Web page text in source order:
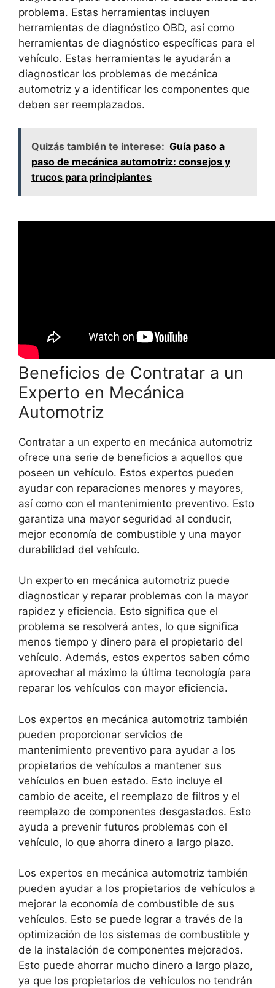
problema. Estas herramientas incluyen
herramientas de diagnóstico OBD, así como
herramientas de diagnóstico específicas para el
vehículo. Estas herramientas le ayudarán a
diagnosticar los problemas de mecánica
automotriz y a identificar los componentes que
deben ser reemplazados.
Quizás también te interese: Guía paso a
paso de mecánica automotriz: consejos y
trucos para principiantes
Beneficios de Contratar a un
Experto en Mecánica
Automotriz
Contratar a un experto en mecánica automotriz
ofrece una serie de beneficios a aquellos que
poseen un vehículo. Estos expertos pueden
ayudar con reparaciones menores y mayores,
así como con el mantenimiento preventivo. Esto
garantiza una mayor seguridad al conducir,
mejor economía de combustible y una mayor
durabilidad del vehículo.
Un experto en mecánica automotriz puede
diagnosticar y reparar problemas con la mayor
rapidez y eficiencia. Esto significa que el
problema se resolverá antes, lo que significa
menos tiempo y dinero para el propietario del
vehículo. Además, estos expertos saben cómo
aprovechar al máximo la última tecnología para
reparar los vehículos con mayor eficiencia.
Los expertos en mecánica automotriz también
pueden proporcionar servicios de
mantenimiento preventivo para ayudar a los
propietarios de vehículos a mantener sus
vehículos en buen estado. Esto incluye el
cambio de aceite, el reemplazo de filtros y el
reemplazo de componentes desgastados. Esto
ayuda a prevenir futuros problemas con el
vehículo, lo que ahorra dinero a largo plazo.
Los expertos en mecánica automotriz también
pueden ayudar a los propietarios de vehículos a
mejorar la economía de combustible de sus
vehículos. Esto se puede lograr a través de la
optimización de los sistemas de combustible y
de la instalación de componentes mejorados.
Esto puede ahorrar mucho dinero a largo plazo,
ya que los propietarios de vehículos no tendrán